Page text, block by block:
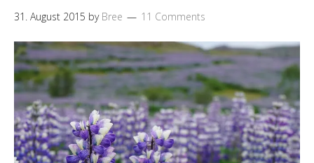
31. August 2015 by Bree 11 Comments